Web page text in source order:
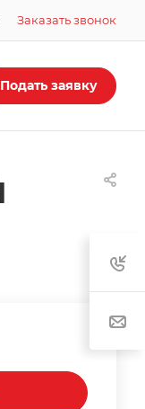
Заказать звонок
Подать заявку